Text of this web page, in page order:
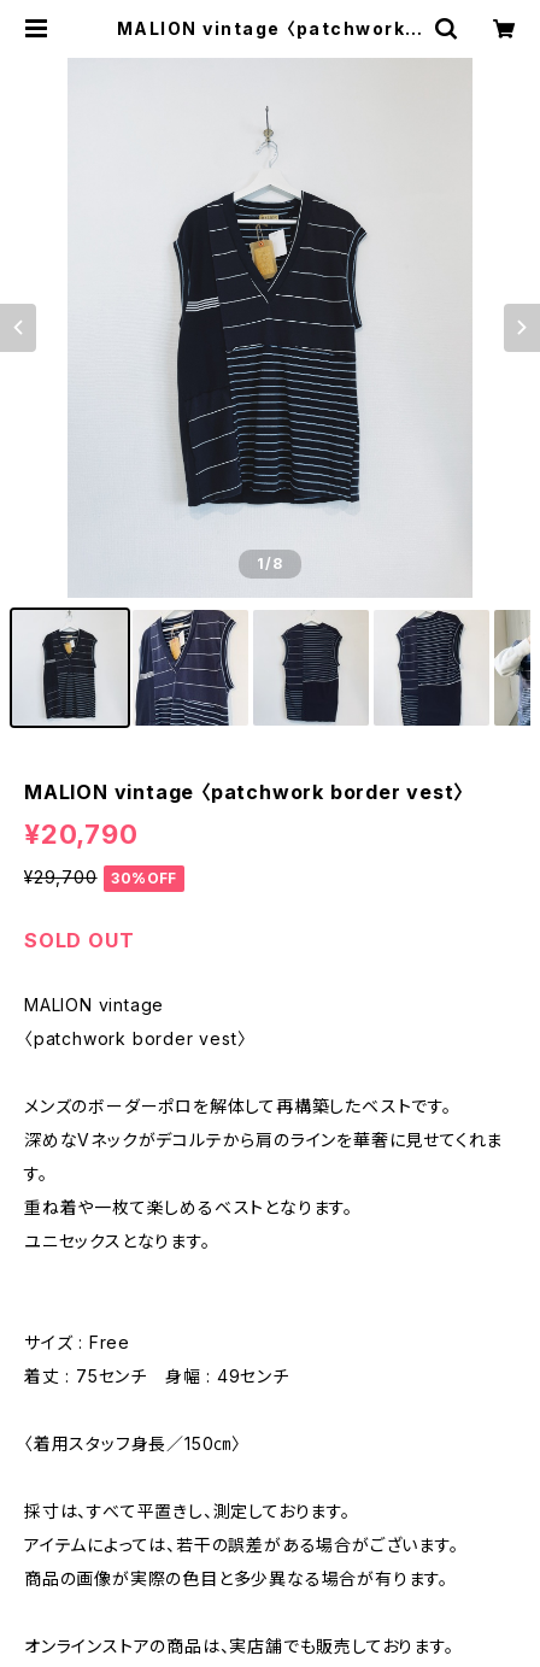
MALION vintage 〈patchwork b
1/8
MALION vintage 〈patchwork border vest〉
¥20,790
¥29,700 30%OFF
SOLD OUT
MALION vintage
〈patchwork border vest〉
メンズのボーダーポロを解体して再構築したベストです。
深めなVネックがデコルテから肩のラインを華奢に見せてくれま
す。
重ね着や一枚て楽しめるベストとなります。
ユニセックスとなります。
サイズ : Free
着丈 : 75センチ 身幅 : 49センチ
〈着用スタッフ身長／150㎝〉
採寸は、すべて平置きし、測定しております。
アイテムによっては、若干の誤差がある場合がございます。
商品の画像が実際の色目と多少異なる場合が有ります。
オンラインストアの商品は、実店舗でも販売しております。